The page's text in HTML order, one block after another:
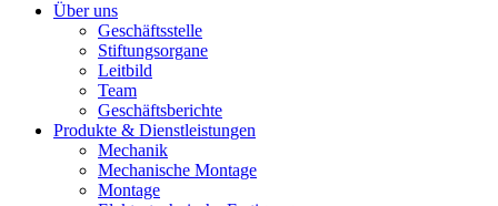
Über uns
Geschäftsstelle
Stiftungsorgane
Leitbild
Team
Geschäftsberichte
Produkte & Dienstleistungen
Mechanik
Mechanische Montage
Montage